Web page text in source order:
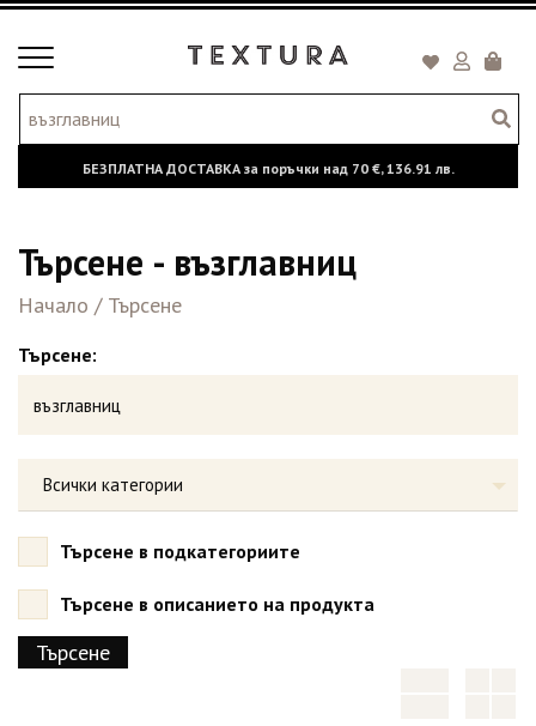
Toggle
БЕЗПЛАТНА ДОСТАВКА за поръчки над 70 €,136.91 лв.
Търсене - възглавниц
Начало / Търсене
Търсене:
Всички категории
Търсене в подкатегориите
Търсене в описанието на продукта